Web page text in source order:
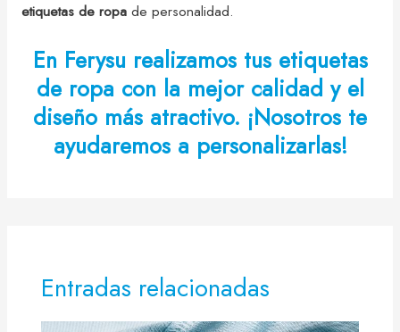
etiquetas de ropade personalidad.
En Ferysu realizamos tus etiquetas
de ropa con la mejor calidad y el
diseño más atractivo. ¡Nosotros te
ayudaremos a personalizarlas!
Entradas relacionadas